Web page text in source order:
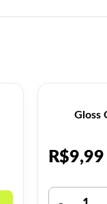
Gloss
R$9,99